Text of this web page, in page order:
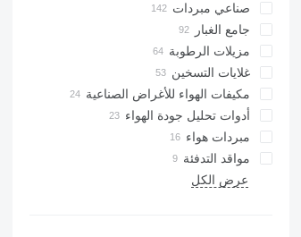
صناعي مبردات
جامع الغبار
مزيلات الرطوبة
غلايات التسخين
مراجل الوقود الصلب
غلاية الزيت
الغلايات الكهربائية
غلايات الغاز
الغلايات المركبة
مكيفات الهواء للأغراض الصناعية
أدوات تحليل جودة الهواء
مبردات هواء
مواقد التدفئة
عرض الكل